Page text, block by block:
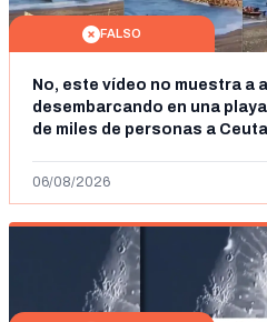
FALSO
No, este vídeo no muestra a argelinos
desembarcando en una
de miles de personas a
06/08/2026